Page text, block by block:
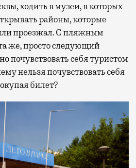
ходить в музеи, в которых
районы, которые
проезжал. С пляжным
же, просто следующий
почувствовать себя туристом
нельзя почувствовать себя
билет?